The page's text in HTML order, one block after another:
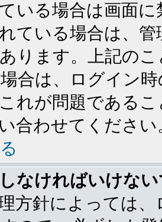
ている場合は画面
ている場合は、
ります。上記の
合は、ログイン
れが問題である
合わせてください
なければいけな
方針によっては